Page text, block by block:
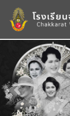
Previous